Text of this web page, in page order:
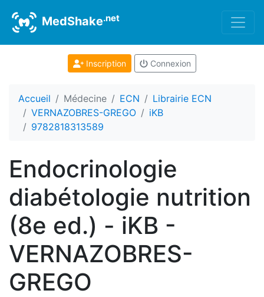
MedShake.net
Inscription Connexion
Accueil Médecine ECN
Librairie ECN
VERNAZOBRES-GREGO
iKB
9782818313589
Endocrinologie
diabétologie nutrition
(8e ed.) - iKB -
VERNAZOBRES-
GREGO